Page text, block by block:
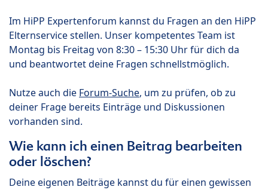
Im HiPP Expertenforum kannst du Fragen an den HiPP
Elternservice stellen. Unser kompetentes Team ist
Montag bis Freitag von 8:30 – 15:30 Uhr für dich da
und beantwortet deine Fragen schnellstmöglich.
Nutze auch die Forum-Suche, um zu prüfen, ob zu
deiner Frage bereits Einträge und Diskussionen
vorhanden sind.
Wie kann ich einen Beitrag bearbeiten
oder löschen?
Deine eigenen Beiträge kannst du für einen gewissen